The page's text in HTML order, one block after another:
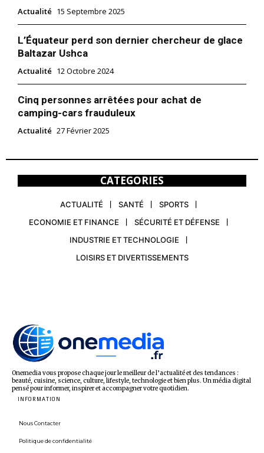
Actualité 15 Septembre 2025
L’Équateur perd son dernier chercheur de glace
Baltazar Ushca
Actualité 12 Octobre 2024
Cinq personnes arrêtées pour achat de
camping-cars frauduleux
Actualité 27 Février 2025
CATEGORIES
ACTUALITÉ SANTÉ
SPORTS
ECONOMIE ET FINANCE
SÉCURITÉ ET DÉFENSE
INDUSTRIE ET TECHNOLOGIE
LOISIRS ET DIVERTISSEMENTS
Onemedia vous propose chaque jour le meilleur de l’actualité et des tendances :
beauté, cuisine, science, culture, lifestyle, technologie et bien plus. Un média digital
pensé pour informer, inspirer et accompagner votre quotidien.
INFORMATION
Nous Contacter
Politique de confidentialité